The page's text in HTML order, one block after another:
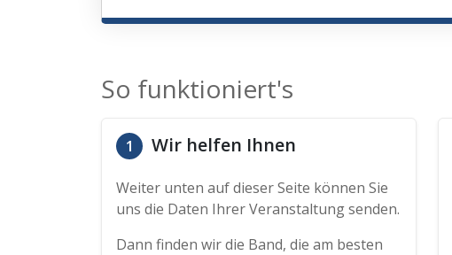
So funktioniert's
1 Wir helfen Ihnen
Weiter unten auf dieser Seite können Sie
uns die Daten Ihrer Veranstaltung senden.
Dann finden wir die Band, die am besten